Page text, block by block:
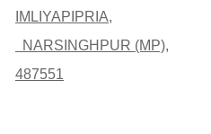
IMLIYAPIPRIA,
NARSINGHPUR (MP),
487551